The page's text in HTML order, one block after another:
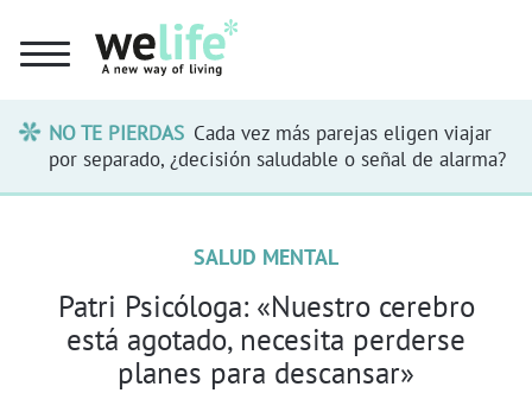
NO TE PIERDAS Cada vez más parejas eligen viajar
por separado, ¿decisión saludable o señal de alarma?
SALUD MENTAL
Patri Psicóloga: «Nuestro cerebro
está agotado, necesita perderse
planes para descansar»